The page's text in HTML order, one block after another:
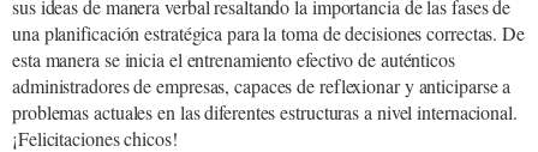
sus ideas de manera verbal resaltando la importancia de las fases de
una planificación estratégica para la toma de decisiones correctas. De
esta manera se inicia el entrenamiento efectivo de auténticos
administradores de empresas, capaces de reflexionar y anticiparse a
problemas actuales en las diferentes estructuras a nivel internacional.
¡Felicitaciones chicos!